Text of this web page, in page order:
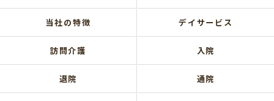
当社の特徴 デイサービス
訪問介護 入院
退院 通院